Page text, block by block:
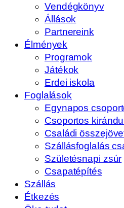
Vendégkönyv
Állások
Partnereink
Élmények
Programok
Játékok
Erdei iskola
Foglalások
Egynapos
Csoportos
Családi
Szállásfoglalás
Születésnapi zsúr
Csapatépítés
Szállás
Étkezés